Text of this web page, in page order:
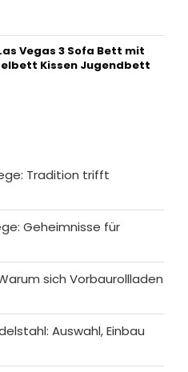
Vegas 3 Sofa Bett mit
Kissen Jugendbett
Tradition trifft
Geheimnisse für
sich Vorbaurollladen
Auswahl, Einbau